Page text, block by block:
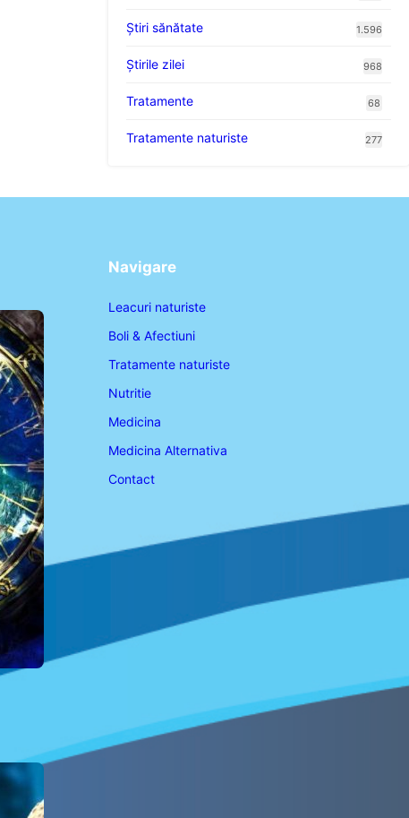
Ştiri sănătate 1.596
Știrile zilei 968
Tratamente 68
Tratamente naturiste 277
Navigare
Leacuri naturiste
Boli & Afectiuni
Tratamente naturiste
Nutritie
Medicina
Medicina Alternativa
Contact